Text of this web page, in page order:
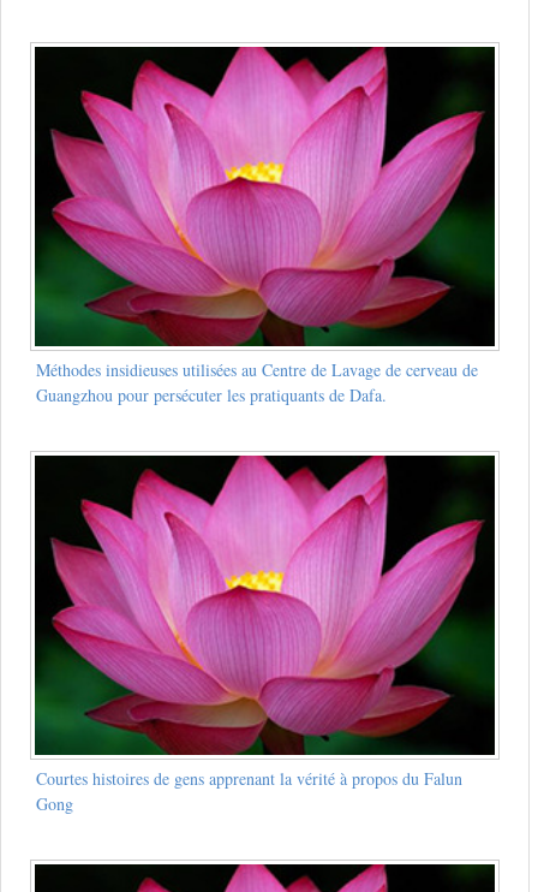
Méthodes insidieuses utilisées au Centre de Lavage de cerveau de
Guangzhou pour persécuter les pratiquants de Dafa.
Courtes histoires de gens apprenant la vérité à propos du Falun
Gong